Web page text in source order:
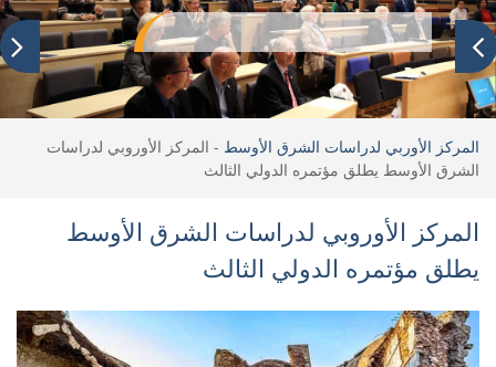
المركز الأوربي لدراسات الشرق الأوسط - المركز الأوروبي لدراسات
الشرق الأوسط يطلق مؤتمره الدولي الثالث
المركز الأوروبي لدراسات الشرق الأوسط
يطلق مؤتمره الدولي الثالث